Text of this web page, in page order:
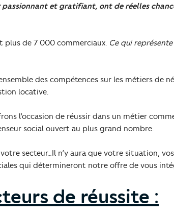
passionnant et gratifiant, ont de réelles
plus de 7 000 commerciaux. Ce qui
des compétences sur les métiers de
locative.
l’occasion de réussir dans un métier
social ouvert au plus grand nombre.
secteur…Il n’y aura que votre situation,
qui détermineront notre offre de vous
de réussite :